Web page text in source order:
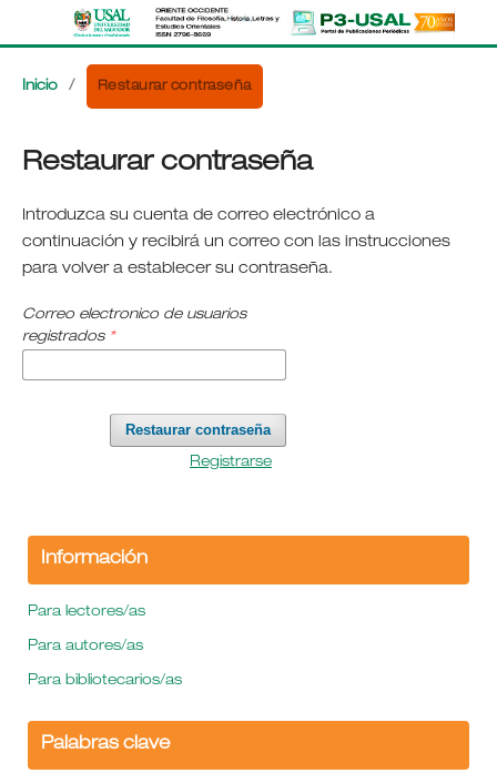
Inicio / Restaurar contraseña
Restaurar contraseña
Introduzca su cuenta de correo electrónico a
continuación y recibirá un correo con las instrucciones
para volver a establecer su contraseña.
Correo electronico de usuarios
registrados *
Restaurar contraseña
Registrarse
Información
Para lectores/as
Para autores/as
Para bibliotecarios/as
Palabras clave